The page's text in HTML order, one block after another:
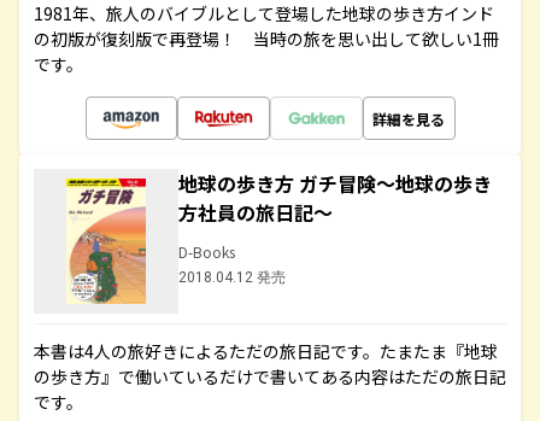
1981年、旅人のバイブルとして登場した地球の歩き方インド
の初版が復刻版で再登場！ 当時の旅を思い出して欲しい1冊
です。
詳細を見る
地球の歩き方 ガチ冒険～地球の歩き
方社員の旅日記～
D-Books
2018.04.12 発売
本書は4人の旅好きによるただの旅日記です。たまたま『地球
の歩き方』で働いているだけで書いてある内容はただの旅日記
です。